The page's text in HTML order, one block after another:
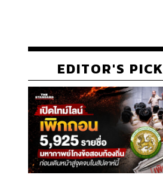
EDITOR'S PICK